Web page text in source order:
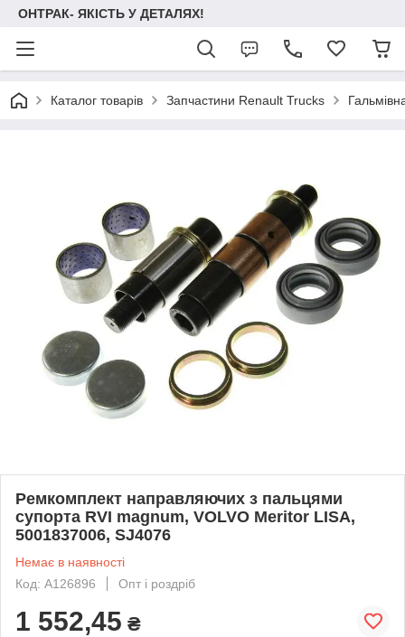
ОНТРАК- ЯКІСТЬ У ДЕТАЛЯХ!
Каталог товарів Запчастини Renault Trucks
Ремкомплект направляючих з пальцями
супорта RVI magnum, VOLVO Meritor LISA,
5001837006, SJ4076
Немає в наявності
Код: A126896
Опт і роздріб
1 552,45 ₴